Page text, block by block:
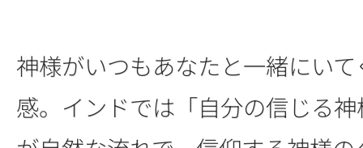
神様がいつもあなたと一緒にい
感。インドでは「自分の信じる